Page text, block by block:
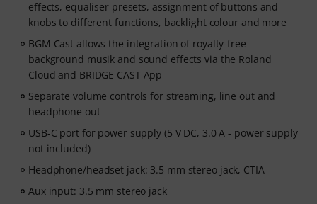
effects, equaliser presets, assignment of buttons and
knobs to different functions, backlight colour and more
BGM Cast allows the integration of royalty-free
background musik and sound effects via the Roland
Cloud and BRIDGE CAST App
Separate volume controls for streaming, line out and
headphone out
USB-C port for power supply (5 V DC, 3.0 A - power supply
not included)
Headphone/headset jack: 3.5 mm stereo jack, CTIA
Aux input: 3.5 mm stereo jack